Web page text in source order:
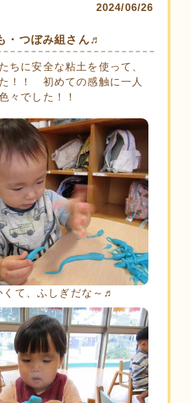
2024/06/26
・つぼみ組さん♬
ちに安全な粘土を使って、
！！ 初めての感触に一人
々でした！！
くて、ふしぎだな～♬